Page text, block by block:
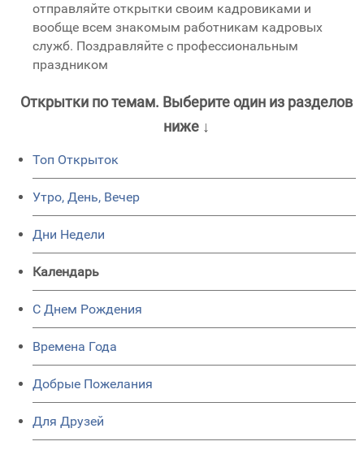
отправляйте открытки своим кадровиками и
вообще всем знакомым работникам кадровых
служб. Поздравляйте с профессиональным
праздником
Открытки по темам. Выберите один из разделов
ниже ↓
Топ Открыток
Утро, День, Вечер
Дни Недели
Календарь
C Днем Рождения
Времена Года
Добрые Пожелания
Для Друзей